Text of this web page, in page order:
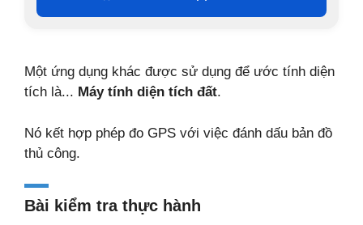
Một ứng dụng khác được sử dụng để ước tính diện
tích là... Máy tính diện tích đất.
Nó kết hợp phép đo GPS với việc đánh dấu bản đồ
thủ công.
Bài kiểm tra thực hành